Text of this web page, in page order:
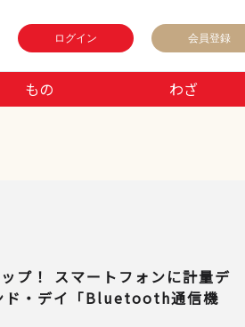
ログイン 会員登録
もの わざ
プ！ スマートフォンに計量デ
ド・デイ「Bluetooth通信機